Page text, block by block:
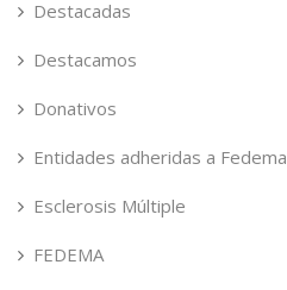
Destacadas
Destacamos
Donativos
Entidades adheridas a Fedema
Esclerosis Múltiple
FEDEMA